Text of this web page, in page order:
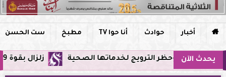
 أخبار حوادث أنا حوا TV مطبخ ست الحسن
يحدث الآن زلزال بقوة 5.9 ريختر يشعر به سكان القاهرة وعدة محافظات.. مركزه شرق البحر المتوسط وحظر الترويج لخدماتها الصحية